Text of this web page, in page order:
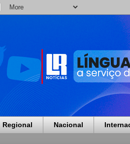
Regional Nacional